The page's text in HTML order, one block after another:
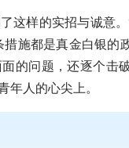
样的实招与诚意。
施都是真金白银的
的问题，还逐个击
年人的心尖上。